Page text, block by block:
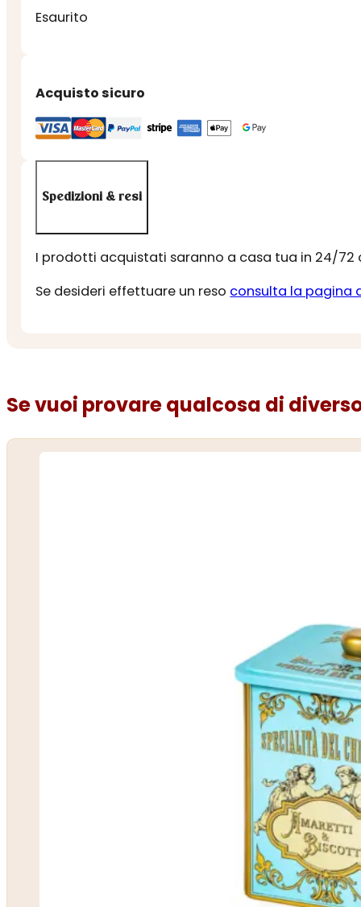
Esaurito
Acquisto sicuro
Spedizioni & resi
I prodotti acquistati saranno a casa tua in 24/72
Se desideri effettuare un reso consulta la pagina
Se vuoi provare qualcosa di